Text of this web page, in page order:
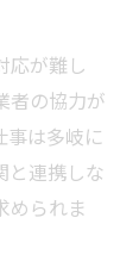
応が難し
者の協力が
事は多岐に
と連携しな
められま